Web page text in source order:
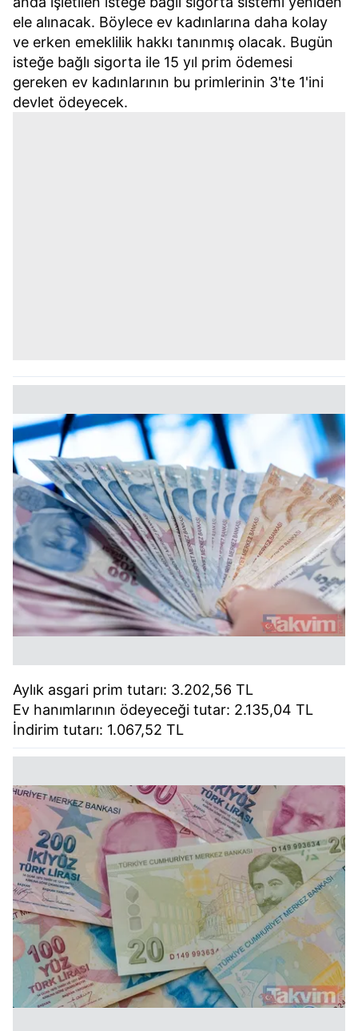
ele alınacak. Böylece ev kadınlarına daha kolay
ve erken emeklilik hakkı tanınmış olacak. Bugün
isteğe bağlı sigorta ile 15 yıl prim ödemesi
gereken ev kadınlarının bu primlerinin 3'te 1'ini
devlet ödeyecek.
Aylık asgari prim tutarı: 3.202,56 TL
Ev hanımlarının ödeyeceği tutar: 2.135,04 TL
İndirim tutarı: 1.067,52 TL